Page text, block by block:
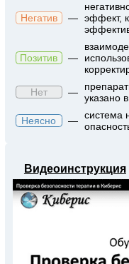
Негатив — эффект,
Позитив —
Нет
— указано
Неясно
— система
Видеоинструкция